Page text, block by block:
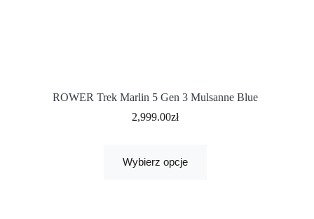
ROWER Trek Marlin 5 Gen 3 Mulsanne Blue
2,999.00zł
Wybierz opcje